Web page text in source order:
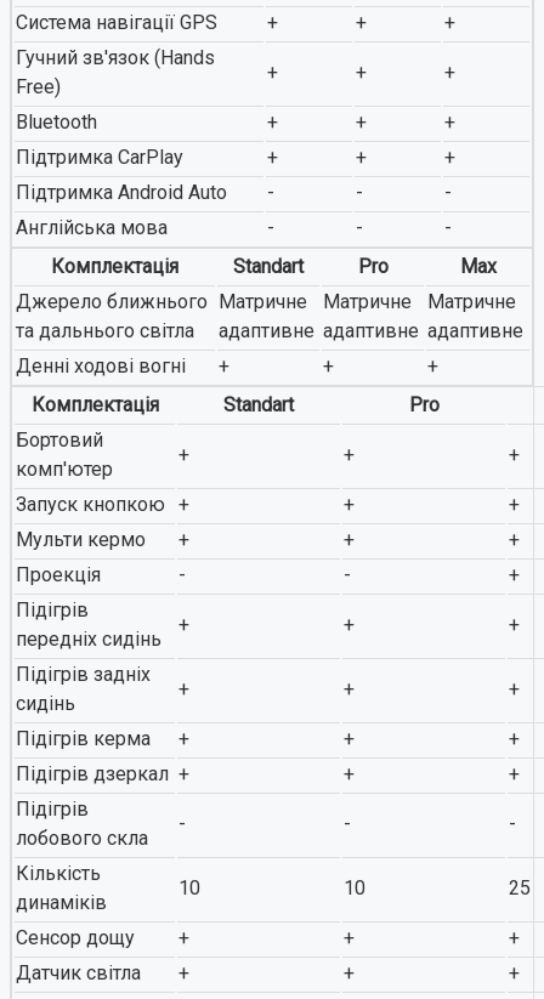
Система навігації GPS + +
+
Гучний зв'язок (Hands
Free)
+ + +
Bluetooth + +
+
Підтримка CarPlay
+ +
+
Підтримка Android Auto
- -
-
Англійська мова
- -
-
Комплектація
Standart Pro
Max
Джерело ближнього
та дальнього світла
Матричне
адаптивне
Матричне
адаптивне
Матричне
адаптивне
Денні ходові вогні
+ +
+
Комплектація
Standart
Pro
Бортовий
комп'ютер
+ + +
Запуск кнопкою + +
+
Мульти кермо
+ +
+
Проекція
- -
+
Підігрів
передніх сидінь
+ + +
Підігрів задніх
сидінь
+ + +
Підігрів керма + +
+
Підігрів дзеркал + +
+
Підігрів
лобового скла
- - -
Кількість
динаміків
10 10 25
Сенсор дощу + +
+
Датчик світла
+ +
+